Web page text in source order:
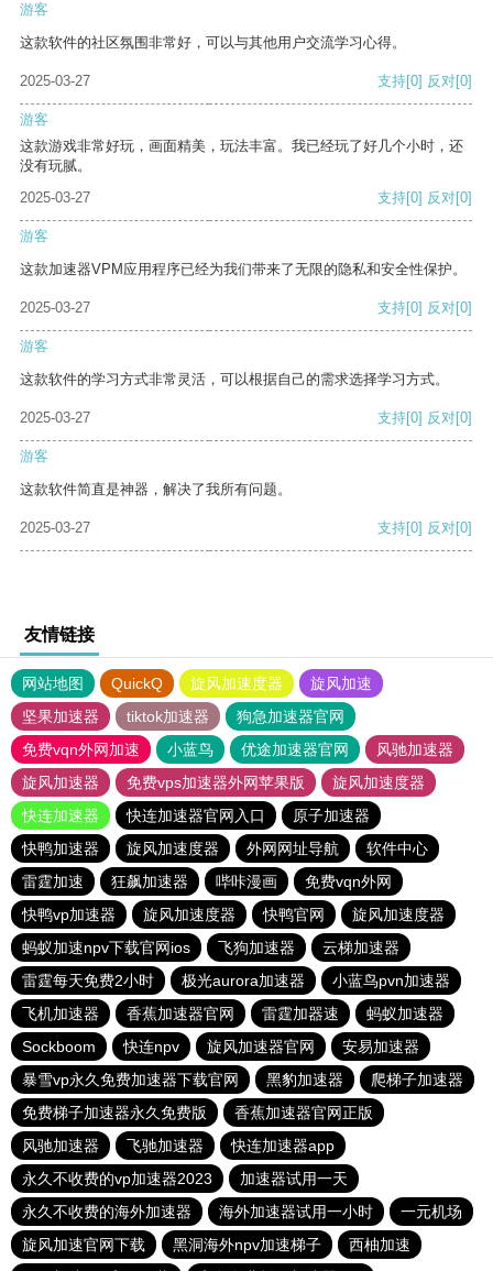
游客
这款软件的社区氛围非常好，可以与其他用户交流学习心得。
2025-03-27 支持[0] 反对[0]
游客
这款游戏非常好玩，画面精美，玩法丰富。我已经玩了好几个小时，还
没有玩腻。
2025-03-27
支持[0] 反对[0]
游客
这款加速器VPM应用程序已经为我们带来了无限的隐私和安全性保护。
2025-03-27 支持[0] 反对[0]
游客
这款软件的学习方式非常灵活，可以根据自己的需求选择学习方式。
2025-03-27 支持[0] 反对[0]
游客
这款软件简直是神器，解决了我所有问题。
2025-03-27 支持[0] 反对[0]
友情链接
网站地图 QuickQ 旋风加速度器
旋风加速
坚果加速器
tiktok加速器
狗急加速器官网
免费vqn外网加速
小蓝鸟 优途加速器官网
风驰加速器
旋风加速器
免费vps加速器外网苹果版
旋风加速度器
快连加速器
快连加速器官网入口
原子加速器
快鸭加速器
旋风加速度器 外网网址导航
软件中心
雷霆加速
狂飙加速器 哔咔漫画
免费vqn外网
快鸭vp加速器
旋风加速度器 快鸭官网
旋风加速度器
蚂蚁加速npv下载官网ios
飞狗加速器
云梯加速器
雷霆每天免费2小时
极光aurora加速器
小蓝鸟pvn加速器
飞机加速器
香蕉加速器官网 雷霆加器速
蚂蚁加速器
Sockboom
快连npv 旋风加速器官网
安易加速器
暴雪vp永久免费加速器下载官网
黑豹加速器
爬梯子加速器
免费梯子加速器永久免费版
香蕉加速器官网正版
风驰加速器
飞驰加速器
快连加速器app
永久不收费的vp加速器2023
加速器试用一天
永久不收费的海外加速器
海外加速器试用一小时
一元机场
旋风加速官网下载
黑洞海外npv加速梯子
西柚加速